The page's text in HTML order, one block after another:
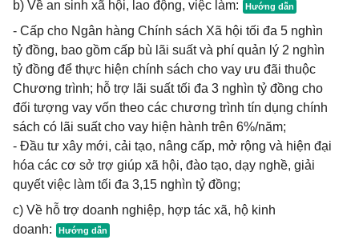
b) Về an sinh xã hội, lao động, việc làm:
- Cấp cho Ngân hàng Chính sách Xã hội tối đa 5 nghìn
tỷ đồng, bao gồm cấp bù lãi suất và phí quản lý 2 nghìn
tỷ đồng để thực hiện chính sách cho vay ưu đãi thuộc
Chương trình; hỗ trợ lãi suất tối đa 3 nghìn tỷ đồng cho
đối tượng vay vốn theo các chương trình tín dụng chính
sách có lãi suất cho vay hiện hành trên 6%/năm;
- Đầu tư xây mới, cải tạo, nâng cấp, mở rộng và hiện đại
hóa các cơ sở trợ giúp xã hội, đào tạo, dạy nghề, giải
quyết việc làm tối đa 3,15 nghìn tỷ đồng;
c) Về hỗ trợ doanh nghiệp, hợp tác xã, hộ kinh
doanh: